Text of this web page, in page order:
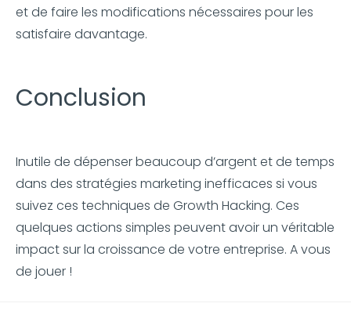
et de faire les modifications nécessaires pour les
satisfaire davantage.
Conclusion
Inutile de dépenser beaucoup d’argent et de temps
dans des stratégies marketing inefficaces si vous
suivez ces techniques de Growth Hacking. Ces
quelques actions simples peuvent avoir un véritable
impact sur la croissance de votre entreprise. A vous
de jouer !